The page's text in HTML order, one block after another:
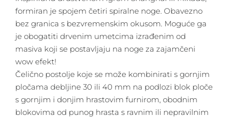
formiran je spojem četiri spiralne noge. Obavezno
bez granica s bezvremenskim okusom. Moguće ga
je obogatiti drvenim umetcima izrađenim od
masiva koji se postavljaju na noge za zajamčeni
wow efekt!
Čelično postolje koje se može kombinirati s gornjim
pločama debljine 30 ili 40 mm na podlozi blok ploče
s gornjim i donjim hrastovim furnirom, obodnim
blokovima od punog hrasta s ravnim ili nepravilnim